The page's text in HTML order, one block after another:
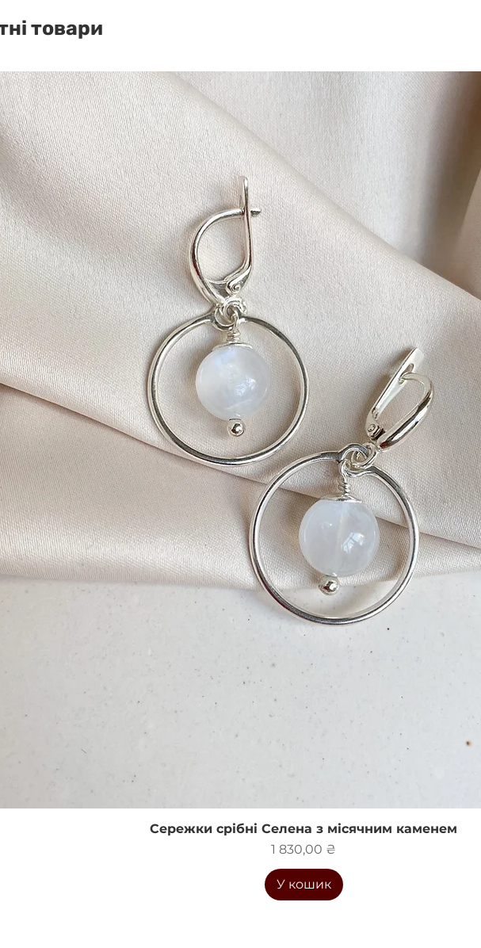
товари
Швидкий перегляд
Сережки срібні Селена з місячним каменем
Ціна
1 830,00 ₴
У кошик